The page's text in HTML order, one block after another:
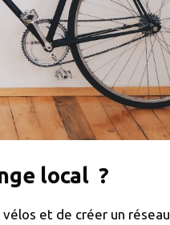
local ?
et de créer un réseau